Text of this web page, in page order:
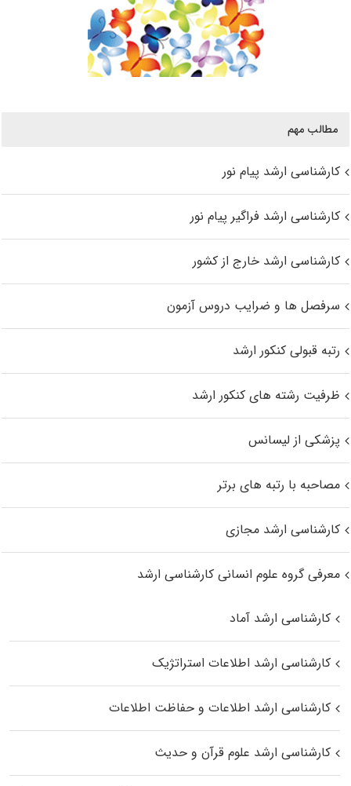
مطالب مهم
کارشناسی ارشد پیام نور
کارشناسی ارشد فراگیر پیام نور
کارشناسی ارشد خارج از کشور
سرفصل ها و ضرایب دروس آزمون
رتبه قبولی کنکور ارشد
ظرفیت رشته های کنکور ارشد
پزشکی از لیسانس
مصاحبه با رتبه های برتر
کارشناسی ارشد مجازی
معرفی گروه علوم انسانی کارشناسی ارشد
کارشناسی ارشد آماد
کارشناسی ارشد اطلاعات استراتژیک
کارشناسی ارشد اطلاعات و حفاظت اطلاعات
کارشناسی ارشد علوم قرآن و حدیث